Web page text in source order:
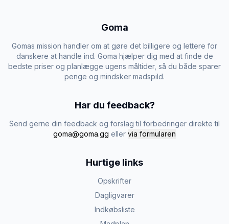
Goma
Gomas mission handler om at gøre det billigere og lettere for
danskere at handle ind. Goma hjælper dig med at finde de
bedste priser og planlægge ugens måltider, så du både sparer
penge og mindsker madspild.
Har du feedback?
Send gerne din feedback og forslag til forbedringer direkte til
goma@goma.gg eller via formularen
Hurtige links
Opskrifter
Dagligvarer
Indkøbsliste